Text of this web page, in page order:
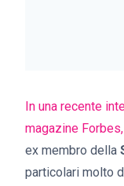
In una recente
magazine Forbes,
ex membro della
particolari molto